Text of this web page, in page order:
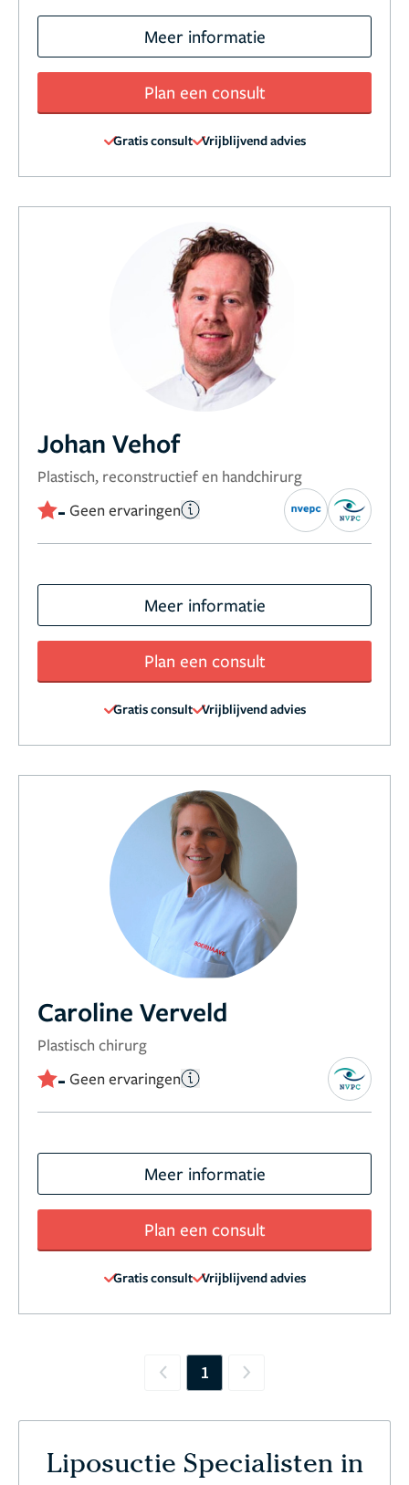
Meer informatie
Plan een consult
Gratis consult Vrijblijvend advies
Johan Vehof
Plastisch, reconstructief en handchirurg
- Geen ervaringen
Meer informatie
Plan een consult
Gratis consult Vrijblijvend advies
Caroline Verveld
Plastisch chirurg
- Geen ervaringen
Meer informatie
Plan een consult
Gratis consult Vrijblijvend advies
Previous
1 Next
Liposuctie Specialisten in